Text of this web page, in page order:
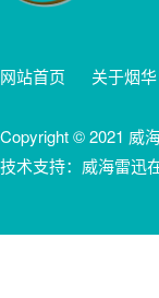
网站首页 关于烟华
Copyright © 2021 威
技术支持：威海雷迅